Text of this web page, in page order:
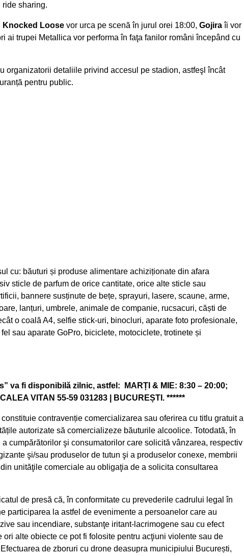
ride sharing.
Knocked Loose vor urca pe scenă în jurul orei 18:00, Gojiraîi vor
ai trupei Metallica vor performa în faţa fanilor români începând cu
organizatorii detaliile privind accesul pe stadion, astfeşl încât
pentru public.
cu: băuturi și produse alimentare achiziționate din afara
sticle de parfum de orice cantitate, orice alte sticle sau
bannere susținute de bețe, sprayuri, lasere, scaune, arme,
lanțuri, umbrele, animale de companie, rucsacuri, căști de
o coală A4, selfie stick-uri, binocluri, aparate foto profesionale,
sau aparate GoPro, biciclete, motociclete, trotinete și
va fi disponibilă zilnic, astfel: MARȚI & MIE: 8:30 – 20:00;
VITAN 55-59 031283 | BUCUREȘTI. ******
contravenție comercializarea sau oferirea cu titlu gratuit a
autorizate să comercializeze băuturile alcoolice. Totodată, în
cumpărătorilor şi consumatorilor care solicită vânzarea, respectiv
şi/sau produselor de tutun şi a produselor conexe, membrii
unităţile comerciale au obligaţia de a solicita consultarea
de presă că, în conformitate cu prevederile cadrului legal în
participarea la astfel de evenimente a persoanelor care au
sau incendiare, substanţe iritant-lacrimogene sau cu efect
alte obiecte ce pot fi folosite pentru acţiuni violente sau de
de zboruri cu drone deasupra municipiului București,